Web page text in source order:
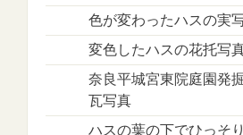
色が変わったハスの実
変色したハスの花托写
奈良平城宮東院庭園発
瓦写真
ハスの葉の下でひっそ